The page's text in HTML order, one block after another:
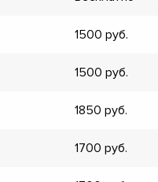
1500
1500
1850
1700